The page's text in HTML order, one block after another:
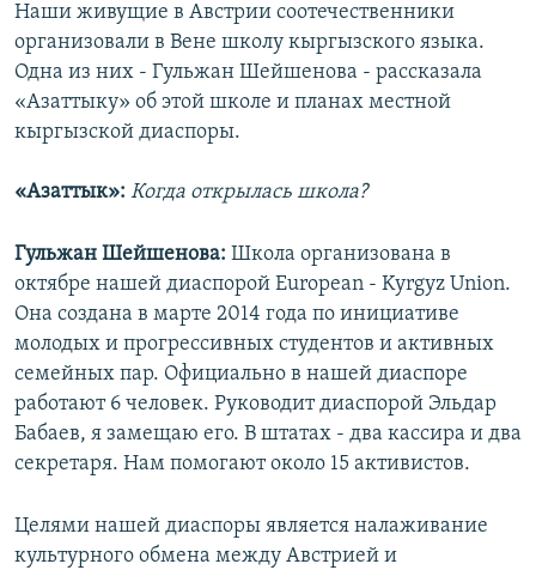
Наши живущие в Австрии соотечественники
организовали в Вене школу кыргызского языка.
Одна из них - Гульжан Шейшенова - рассказала
«Азаттыку» об этой школе и планах местной
кыргызской диаспоры.
«Азаттык»: Когда открылась школа?
Гульжан Шейшенова: Школа организована в
октябре нашей диаспорой European - Kyrgyz Union.
Она создана в марте 2014 года по инициативе
молодых и прогрессивных студентов и активных
семейных пар. Официально в нашей диаспоре
работают 6 человек. Руководит диаспорой Эльдар
Бабаев, я замещаю его. В штатах - два кассира и два
секретаря. Нам помогают около 15 активистов.
Целями нашей диаспоры является налаживание
культурного обмена между Австрией и